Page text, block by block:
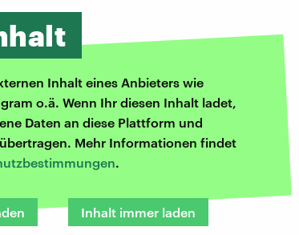
Inhalt eines Anbieters wie
o.ä. Wenn Ihr diesen Inhalt ladet,
Daten an diese Plattform und
Mehr Informationen findet
.
Inhalt immer laden